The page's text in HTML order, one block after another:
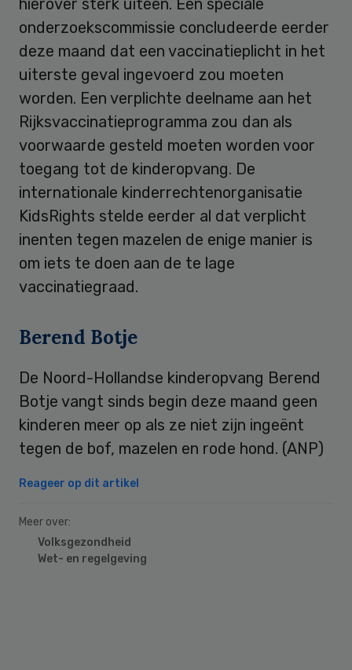
onderzoekscommissie concludeerde eerder
deze maand dat een vaccinatieplicht in het
uiterste geval ingevoerd zou moeten
worden. Een verplichte deelname aan het
Rijksvaccinatieprogramma zou dan als
voorwaarde gesteld moeten worden voor
toegang tot de kinderopvang. De
internationale kinderrechtenorganisatie
KidsRights stelde eerder al dat verplicht
inenten tegen mazelen de enige manier is
om iets te doen aan de te lage
vaccinatiegraad.
Berend Botje
De Noord-Hollandse kinderopvang Berend
Botje vangt sinds begin deze maand geen
kinderen meer op als ze niet zijn ingeënt
tegen de bof, mazelen en rode hond. (ANP)
Reageer op dit artikel
Meer over:
Volksgezondheid
Wet- en regelgeving